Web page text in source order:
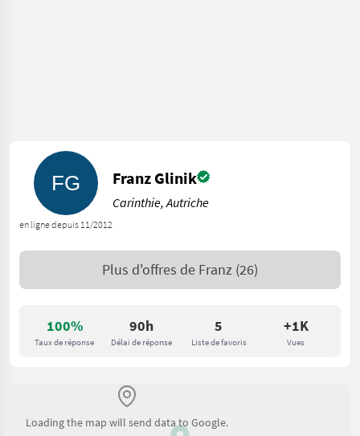
100%
Taux de réponse
90h
Délai de réponse
5
Liste de favoris
+1K
Vues
en ligne depuis 11/2012
Franz Glinik
Carinthie, Autriche
Plus d'offres de Franz (26)
Loading the map will send data to Google.